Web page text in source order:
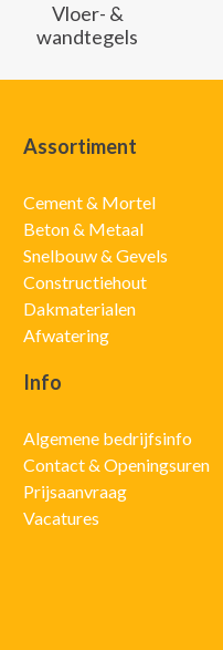
Vloer- &
wandtegels
Assortiment
Cement & Mortel
Beton & Metaal
Snelbouw & Gevels
Constructiehout
Dakmaterialen
Afwatering
Info
Algemene bedrijfsinfo
Contact & Openingsuren
Prijsaanvraag
Vacatures